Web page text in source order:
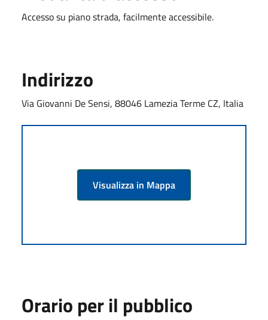
Accesso su piano strada, facilmente accessibile.
Indirizzo
Via Giovanni De Sensi, 88046 Lamezia Terme CZ, Italia
Visualizza in Mappa
Orario per il pubblico